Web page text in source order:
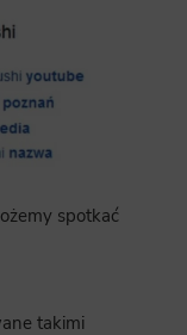
spotkać
takimi